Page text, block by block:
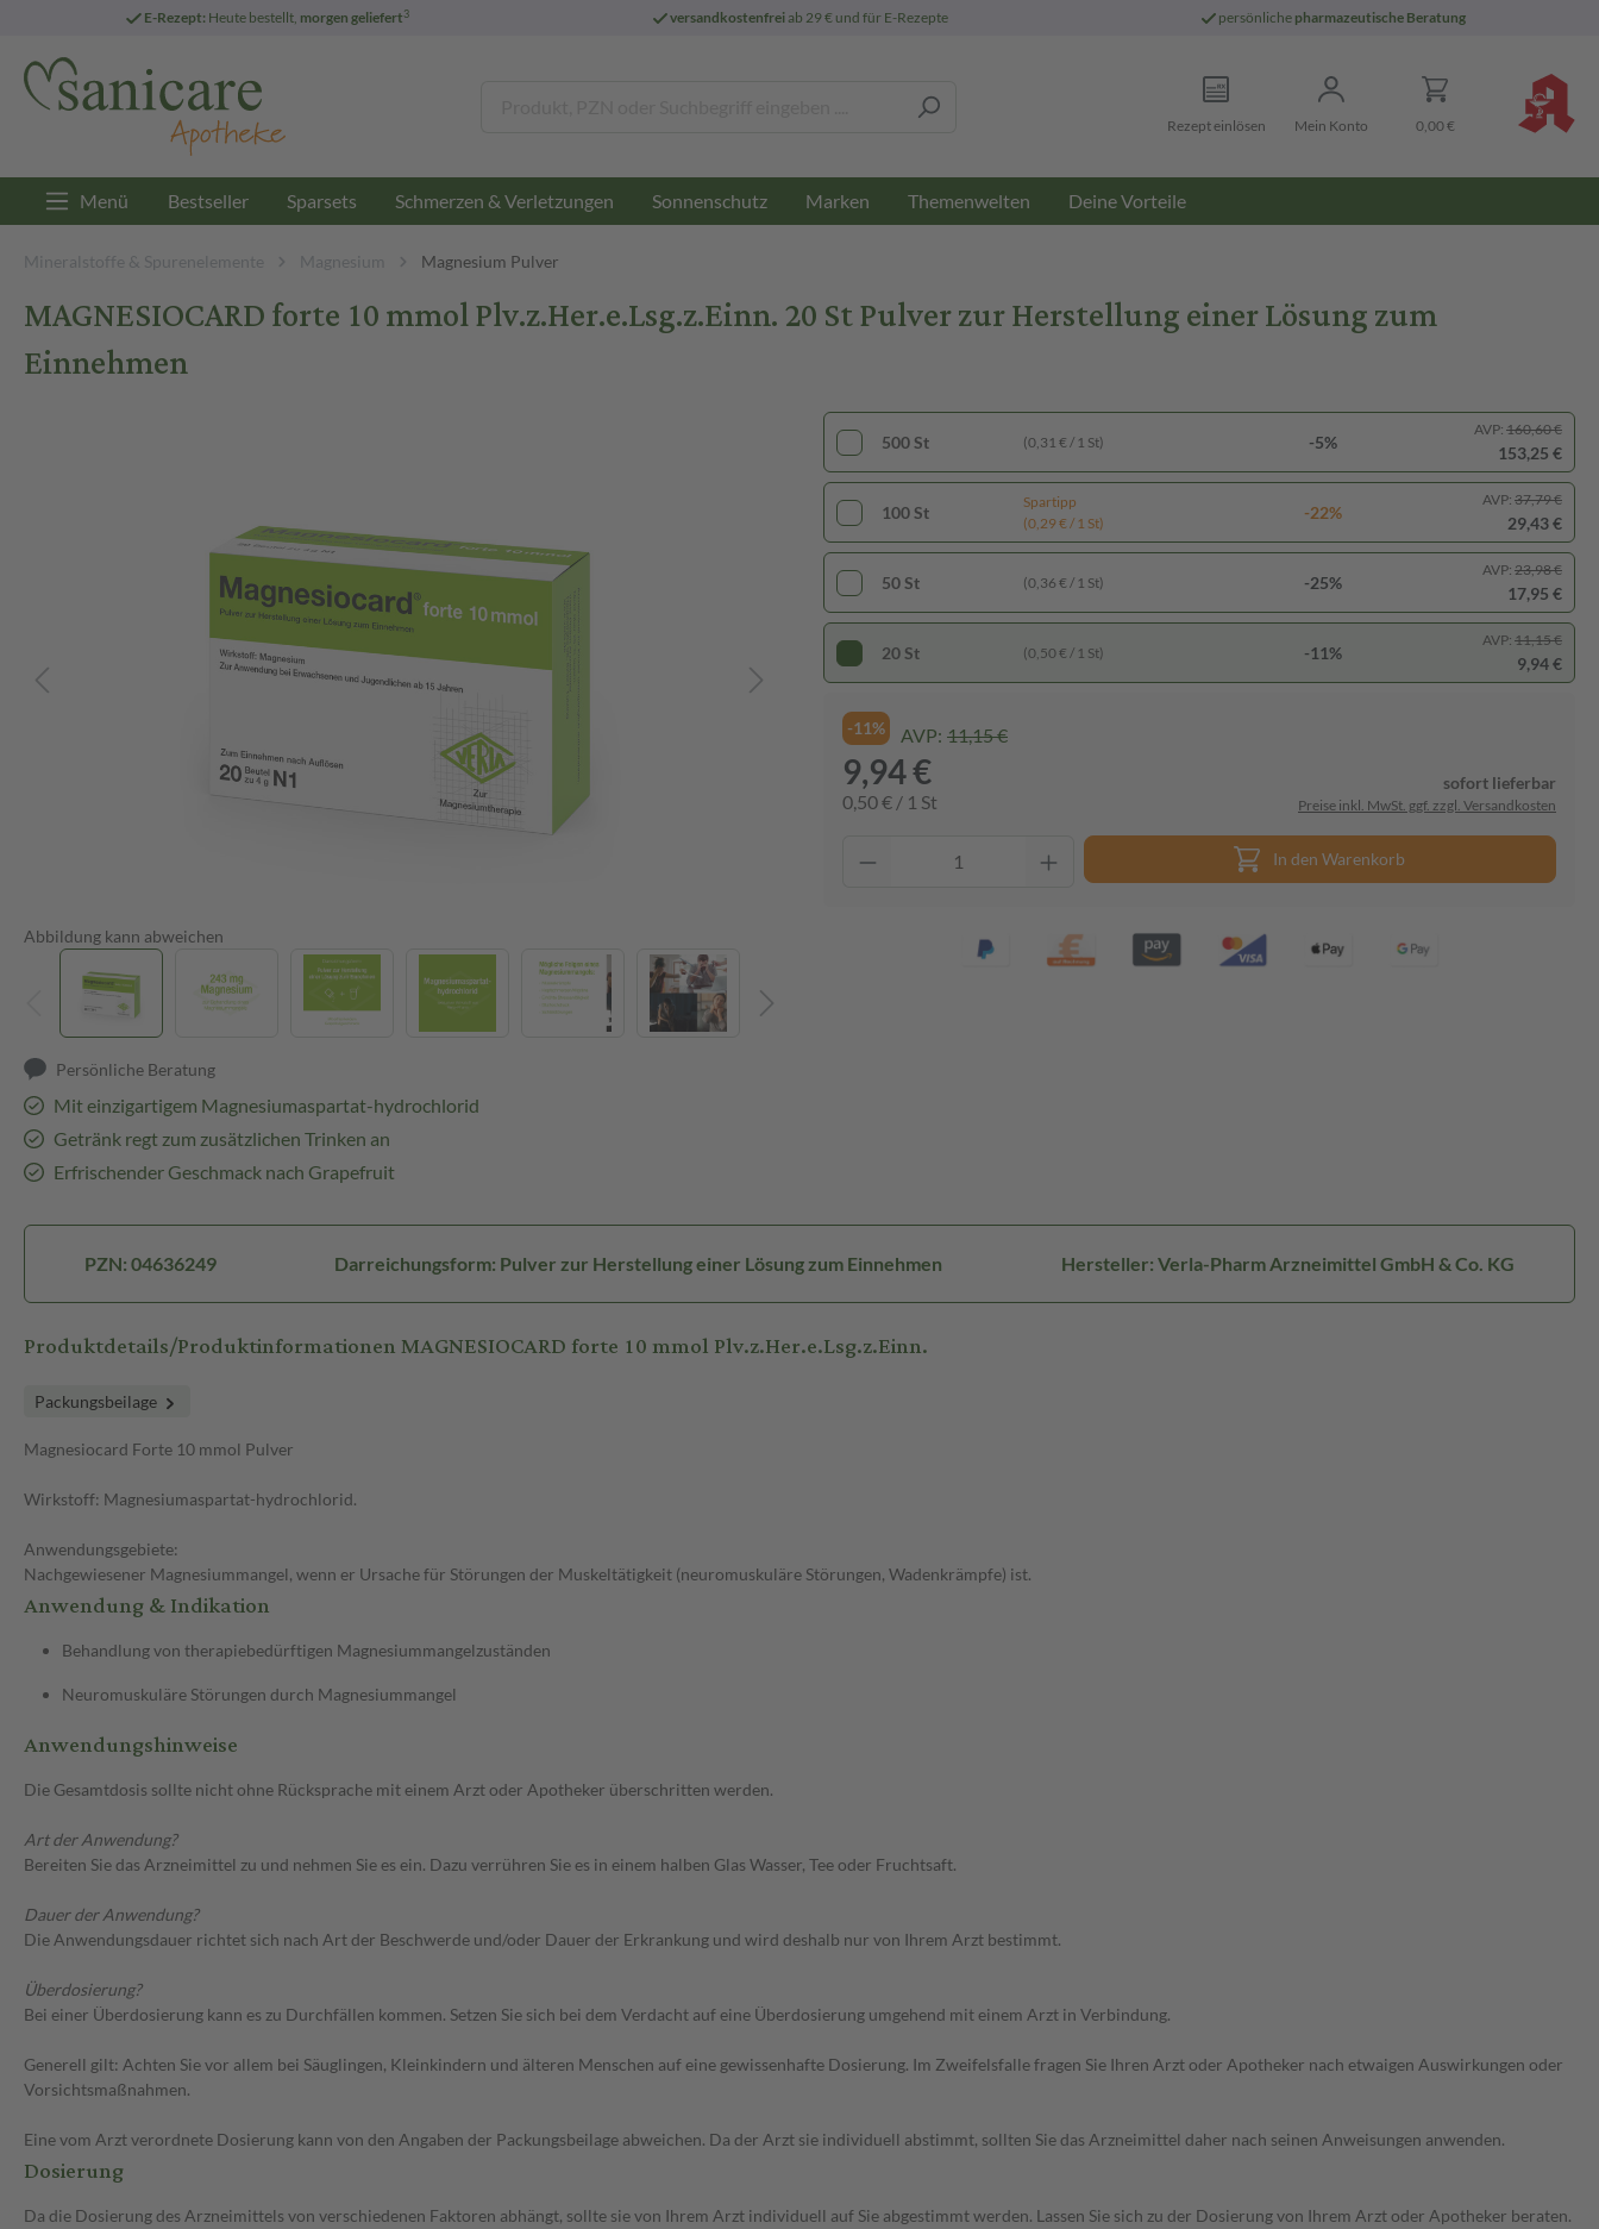
E-Rezept: Heute bestellt, morgen geliefert3 versandkostenfreiab 29 € und für E-Rezepte persönliche pharmazeutische Beratung
Rezept einlösen Mein Konto 0,00 €
Menü Bestseller Sparsets Schmerzen & Verletzungen Sonnenschutz Marken Themenwelten Deine Vorteile
Mineralstoffe & Spurenelemente Magnesium Magnesium Pulver
MAGNESIOCARD forte 10 mmol Plv.z.Her.e.Lsg.z.Einn. 20 St Pulver zur Herstellung einer Lösung zum
Einnehmen
Abbildung kann abweichen
Persönliche Beratung
Mit einzigartigem Magnesiumaspartat-hydrochlorid
Getränk regt zum zusätzlichen Trinken an
Erfrischender Geschmack nach Grapefruit
500 St (0,31 € / 1 St) -5%
AVP: 160,60 €
153,25 €
100 St
Spartipp
(0,29 € / 1 St)
-22%
AVP: 37,79 €
29,43 €
50 St (0,36 € / 1 St) -25%
AVP: 23,98 €
17,95 €
20 St (0,50 € / 1 St) -11%
AVP: 11,15 €
9,94 €
-11% AVP: 11,15 €
9,94 €
0,50 € / 1 St
sofort lieferbar
Preise inkl. MwSt. ggf. zzgl. Versandkosten
In den Warenkorb
PZN: 04636249 Darreichungsform: Pulver zur Herstellung einer Lösung zum Einnehmen Hersteller: Verla-Pharm Arzneimittel GmbH & Co. KG
Produktdetails/Produktinformationen MAGNESIOCARD forte 10 mmol Plv.z.Her.e.Lsg.z.Einn.
Packungsbeilage
Magnesiocard Forte 10 mmol Pulver
Wirkstoff: Magnesiumaspartat-hydrochlorid.
Anwendungsgebiete:
Nachgewiesener Magnesiummangel, wenn er Ursache für Störungen der Muskeltätigkeit (neuromuskuläre Störungen, Wadenkrämpfe) ist.
Anwendung & Indikation
Behandlung von therapiebedürftigen Magnesiummangelzuständen
Neuromuskuläre Störungen durch Magnesiummangel
Anwendungshinweise
Die Gesamtdosis sollte nicht ohne Rücksprache mit einem Arzt oder Apotheker überschritten werden.
Art der Anwendung?
Bereiten Sie das Arzneimittel zu und nehmen Sie es ein. Dazu verrühren Sie es in einem halben Glas Wasser, Tee oder Fruchtsaft.
Dauer der Anwendung?
Die Anwendungsdauer richtet sich nach Art der Beschwerde und/oder Dauer der Erkrankung und wird deshalb nur von Ihrem Arzt bestimmt.
Überdosierung?
Bei einer Überdosierung kann es zu Durchfällen kommen. Setzen Sie sich bei dem Verdacht auf eine Überdosierung umgehend mit einem Arzt in Verbindung.
Generell gilt: Achten Sie vor allem bei Säuglingen, Kleinkindern und älteren Menschen auf eine gewissenhafte Dosierung. Im Zweifelsfalle fragen Sie Ihren Arzt oder Apotheker nach etwaigen Auswirkungen oder
Vorsichtsmaßnahmen.
Eine vom Arzt verordnete Dosierung kann von den Angaben der Packungsbeilage abweichen. Da der Arzt sie individuell abstimmt, sollten Sie das Arzneimittel daher nach seinen Anweisungen anwenden.
Dosierung
Da die Dosierung des Arzneimittels von verschiedenen Faktoren abhängt, sollte sie von Ihrem Arzt individuell auf Sie abgestimmt werden. Lassen Sie sich zu der Dosierung von Ihrem Arzt oder Apotheker beraten.